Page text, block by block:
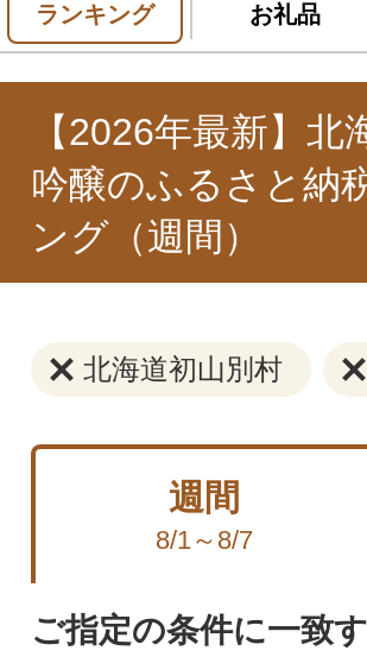
ランキング お礼品
【2026年最新】
吟醸のふるさと納
ング（週間）
北海道初山別村
週間
8/1～8/7
ご指定の条件に一致